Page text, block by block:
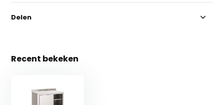
Delen
Recent bekeken